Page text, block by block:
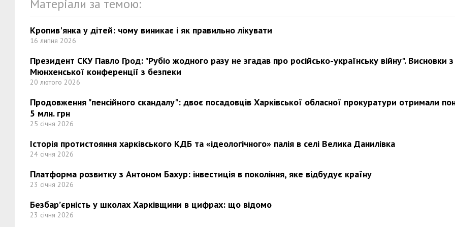
Матеріали за темою:
Кропив'янка у дітей: чому виникає і як правильно лікувати
16 липня 2026
Президент СКУ Павло Грод: "Рубіо жодного разу не згадав про російсько-українську війну". Висновки з
Мюнхенської конференції з безпеки
20 лютого 2026
Продовження "пенсійного скандалу": двоє посадовців Харківської обласної прокуратури отримали
5 млн. грн
25 січня 2026
Історія протистояння харківського КДБ та «ідеологічного» палія в селі Велика Данилівка
24 січня 2026
Платформа розвитку з Антоном Бахур: інвестиція в покоління, яке відбудує країну
23 січня 2026
Безбар’єрність у школах Харківщини в цифрах: що відомо
23 січня 2026